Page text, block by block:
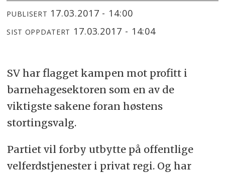
PUBLISERT 17.03.2017 - 14:00
SIST OPPDATERT 17.03.2017 - 14:04
SV har flagget kampen mot profitt i
barnehagesektoren som en av de
viktigste sakene foran høstens
stortingsvalg.
Partiet vil forby utbytte på offentlige
velferdstjenester i privat regi. Og har